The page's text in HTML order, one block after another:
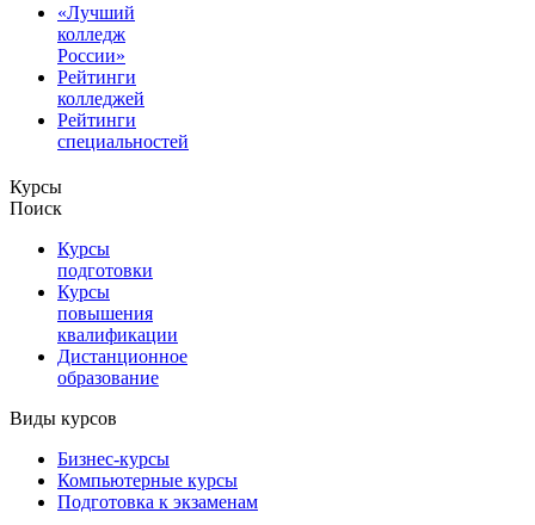
«Лучший
колледж
России»
Рейтинги
колледжей
Рейтинги
специальностей
Курсы
Поиск
Курсы
подготовки
Курсы
повышения
квалификации
Дистанционное
образование
Виды курсов
Бизнес-курсы
Компьютерные курсы
Подготовка к экзаменам